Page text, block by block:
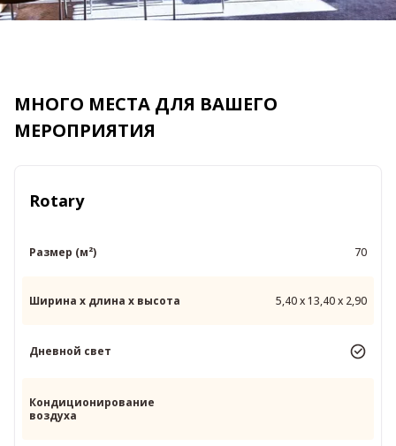
МНОГО МЕСТА ДЛЯ ВАШЕГО
МЕРОПРИЯТИЯ
Rotary
Размер (м²) 70
Ширина x длина x высота 5,40 x 13,40 x 2,90
Дневной свет
Кондиционирование
воздуха